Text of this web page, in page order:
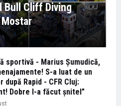
Bull Cliff Diving
sportivă - Marius Șumudică,
S-a luat de un
după Rapid - CFR Cluj:
Dobre l-a făcut șnitel”